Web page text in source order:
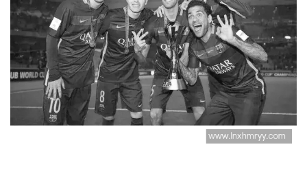
四位欧洲足球明星的传奇
故事与赛场荣耀揭秘